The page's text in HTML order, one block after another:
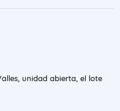
unidad abierta, el lote